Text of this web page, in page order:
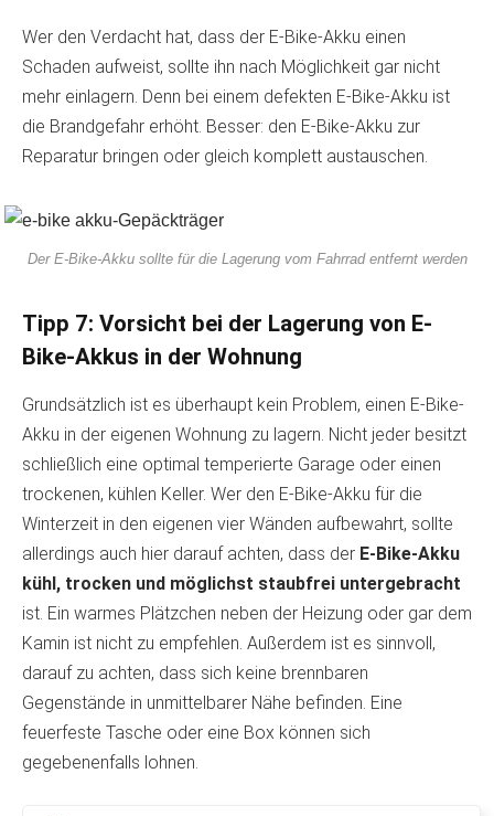
Wer den Verdacht hat, dass der E-Bike-Akku einen
Schaden aufweist, sollte ihn nach Möglichkeit gar nicht
mehr einlagern. Denn bei einem defekten E-Bike-Akku ist
die Brandgefahr erhöht. Besser: den E-Bike-Akku zur
Reparatur bringen oder gleich komplett austauschen.
Der E-Bike-Akku sollte für die Lagerung vom Fahrrad entfernt werden
Tipp 7: Vorsicht bei der Lagerung von E-
Bike-Akkus in der Wohnung
Grundsätzlich ist es überhaupt kein Problem, einen E-Bike-
Akku in der eigenen Wohnung zu lagern. Nicht jeder besitzt
schließlich eine optimal temperierte Garage oder einen
trockenen, kühlen Keller. Wer den E-Bike-Akku für die
Winterzeit in den eigenen vier Wänden aufbewahrt, sollte
allerdings auch hier darauf achten, dass der E-Bike-Akku
kühl, trocken und möglichst staubfrei untergebracht
ist. Ein warmes Plätzchen neben der Heizung oder gar dem
Kamin ist nicht zu empfehlen. Außerdem ist es sinnvoll,
darauf zu achten, dass sich keine brennbaren
Gegenstände in unmittelbarer Nähe befinden. Eine
feuerfeste Tasche oder eine Box können sich
gegebenenfalls lohnen.